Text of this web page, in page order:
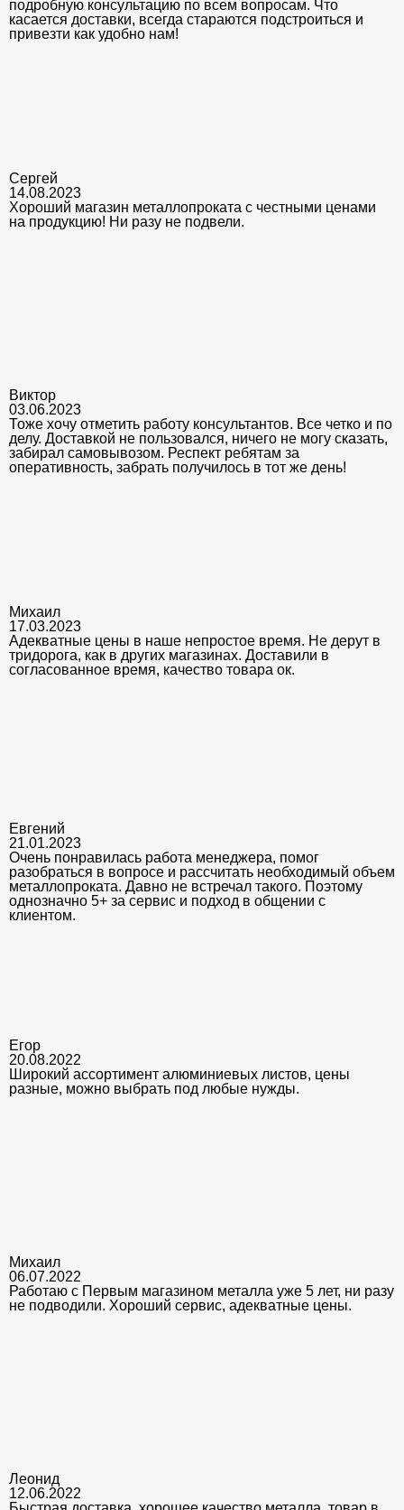
подробную консультацию по всем вопросам. Что
касается доставки, всегда стараются подстроиться и
привезти как удобно нам!
Сергей
14.08.2023
Хороший магазин металлопроката с честными ценами
на продукцию! Ни разу не подвели.
Виктор
03.06.2023
Тоже хочу отметить работу консультантов. Все четко и по
делу. Доставкой не пользовался, ничего не могу сказать,
забирал самовывозом. Респект ребятам за
оперативность, забрать получилось в тот же день!
Михаил
17.03.2023
Адекватные цены в наше непростое время. Не дерут в
тридорога, как в других магазинах. Доставили в
согласованное время, качество товара ок.
Евгений
21.01.2023
Очень понравилась работа менеджера, помог
разобраться в вопросе и рассчитать необходимый объем
металлопроката. Давно не встречал такого. Поэтому
однозначно 5+ за сервис и подход в общении с
клиентом.
Егор
20.08.2022
Широкий ассортимент алюминиевых листов, цены
разные, можно выбрать под любые нужды.
Михаил
06.07.2022
Работаю с Первым магазином металла уже 5 лет, ни разу
не подводили. Хороший сервис, адекватные цены.
Леонид
12.06.2022